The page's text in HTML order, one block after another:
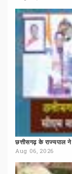
छत्तीसगढ़ के राज्यपाल ने
Aug 06, 2026